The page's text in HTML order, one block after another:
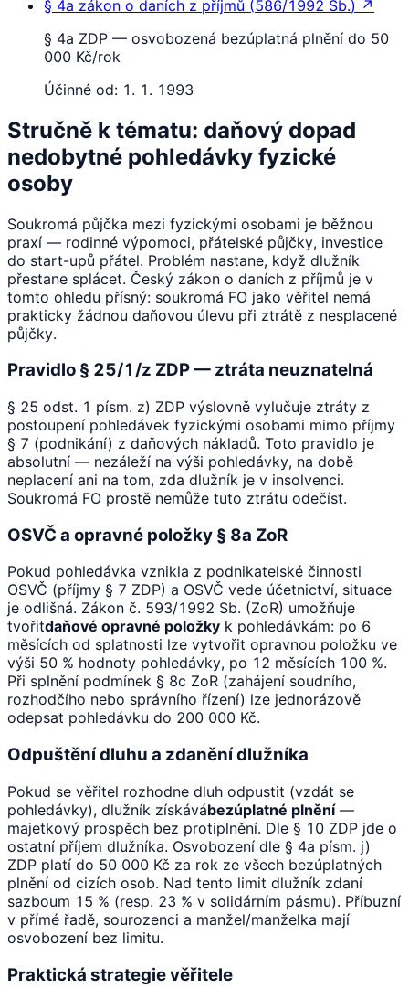
§ 4a zákon o daních z příjmů (586/1992 Sb.) ↗
§ 4a ZDP — osvobozená bezúplatná plnění do 50
000 Kč/rok
Účinné od: 1. 1. 1993
Stručně k tématu: daňový dopad
nedobytné pohledávky fyzické
osoby
Soukromá půjčka mezi fyzickými osobami je běžnou
praxí — rodinné výpomoci, přátelské půjčky, investice
do start-upů přátel. Problém nastane, když dlužník
přestane splácet. Český zákon o daních z příjmů je v
tomto ohledu přísný: soukromá FO jako věřitel nemá
prakticky žádnou daňovou úlevu při ztrátě z nesplacené
půjčky.
Pravidlo § 25/1/z ZDP — ztráta neuznatelná
§ 25 odst. 1 písm. z) ZDP výslovně vylučuje ztráty z
postoupení pohledávek fyzickými osobami mimo příjmy
§ 7 (podnikání) z daňových nákladů. Toto pravidlo je
absolutní — nezáleží na výši pohledávky, na době
neplacení ani na tom, zda dlužník je v insolvenci.
Soukromá FO prostě nemůže tuto ztrátu odečíst.
OSVČ a opravné položky § 8a ZoR
Pokud pohledávka vznikla z podnikatelské činnosti
OSVČ (příjmy § 7 ZDP) a OSVČ vede účetnictví, situace
je odlišná. Zákon č. 593/1992 Sb. (ZoR) umožňuje
tvořitdaňové opravné položky k pohledávkám: po 6
měsících od splatnosti lze vytvořit opravnou položku ve
výši 50 % hodnoty pohledávky, po 12 měsících 100 %.
Při splnění podmínek § 8c ZoR (zahájení soudního,
rozhodčího nebo správního řízení) lze jednorázově
odepsat pohledávku do 200 000 Kč.
Odpuštění dluhu a zdanění dlužníka
Pokud se věřitel rozhodne dluh odpustit (vzdát se
pohledávky), dlužník získávábezúplatné plnění—
majetkový prospěch bez protiplnění. Dle § 10 ZDP jde o
ostatní příjem dlužníka. Osvobození dle § 4a písm. j)
ZDP platí do 50 000 Kč za rok ze všech bezúplatných
plnění od cizích osob. Nad tento limit dlužník zdaní
sazboum 15 % (resp. 23 % v solidárním pásmu). Příbuzní
v přímé řadě, sourozenci a manžel/manželka mají
osvobození bez limitu.
Praktická strategie věřitele